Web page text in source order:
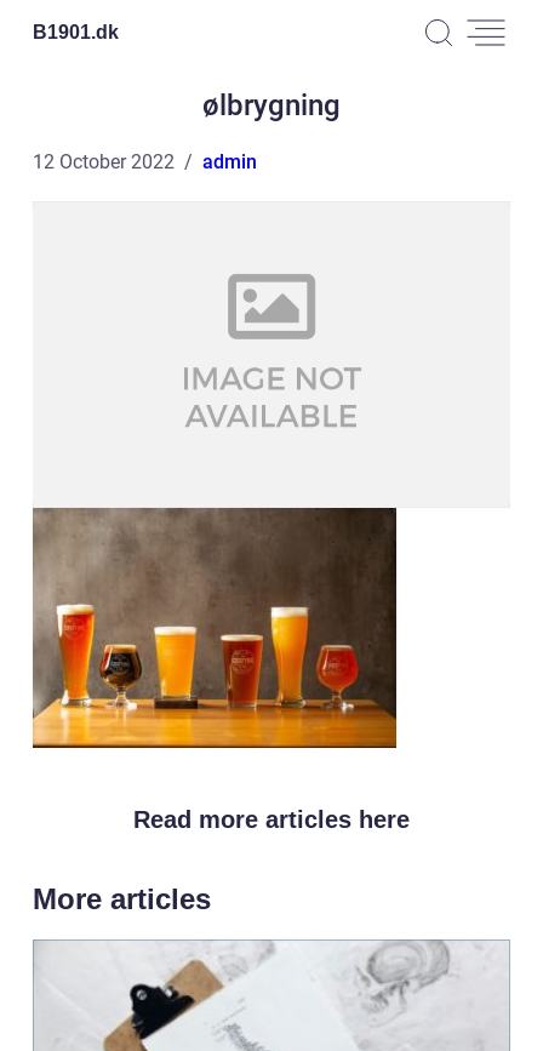
B1901.dk
ølbrygning
12 October 2022 admin
Read more articles here
More articles